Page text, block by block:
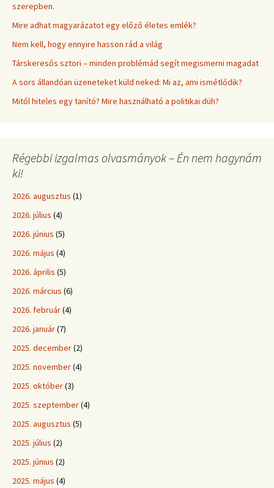
szerepben.
Mire adhat magyarázatot egy előző életes emlék?
Nem kell, hogy ennyire hasson rád a világ
Társkeresős sztori – minden problémád segít megismerni magadat
A sors állandóan üzeneteket küld neked: Mi az, ami ismétlődik?
Mitől hiteles egy tanító? Mire használható a politikai düh?
Régebbi izgalmas olvasmányok – Én nem hagynám
ki!
2026. augusztus (1)
2026. július (4)
2026. június (5)
2026. május (4)
2026. április (5)
2026. március (6)
2026. február(4)
2026. január(7)
2025. december(2)
2025. november(4)
2025. október(3)
2025. szeptember(4)
2025. augusztus (5)
2025. július (2)
2025. június (2)
2025. május (4)